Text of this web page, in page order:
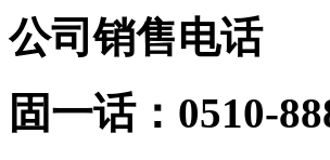
公司销售电话
固一话：0510-